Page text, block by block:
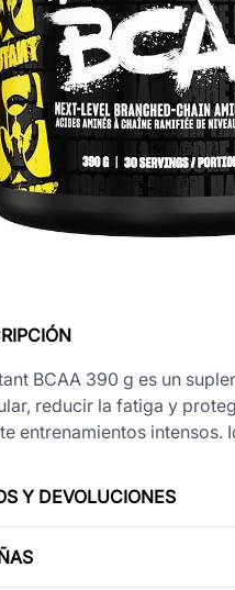
BCAA 390 g es un
reducir la fatiga y
entrenamientos intensos.
Y DEVOLUCIONES